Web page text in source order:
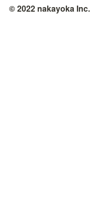
© 2022 nakayoka Inc.